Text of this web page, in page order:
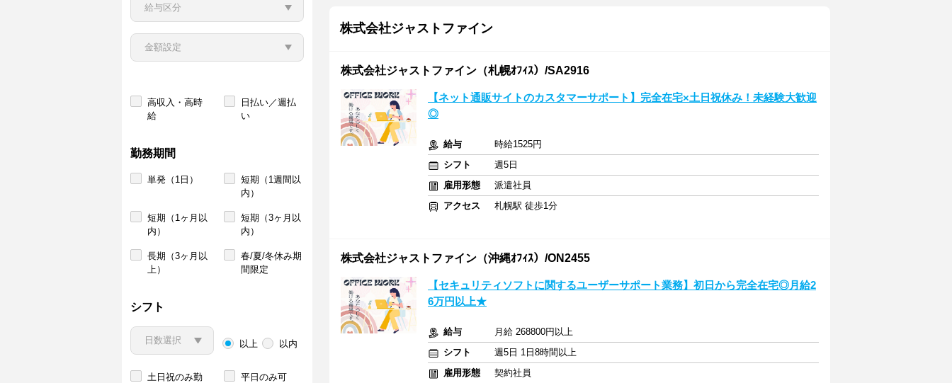
高収入・高時
給
日払い／週払
い
勤務期間
単発（1日）
短期（1週間以
内）
短期（1ヶ月以
内）
短期（3ヶ月以
内）
長期（3ヶ月以
上）
春/夏/冬休み期
間限定
シフト
以上 以内
土日祝のみ勤
平日のみ可
株式会社ジャストファイン
株式会社ジャストファイン（札幌ｵﾌｨｽ）/SA2916
【ネット通販サイトのカスタマーサポート】完全在宅×土日祝休み！未経験大歓迎
◎
給与
時給1525円
シフト
週5日
雇用形態
派遣社員
アクセス
札幌駅 徒歩1分
株式会社ジャストファイン（沖縄ｵﾌｨｽ）/ON2455
【セキュリティソフトに関するユーザーサポート業務】初日から完全在宅◎月給2
6万円以上★
給与
月給 268800円以上
シフト
週5日 1日8時間以上
雇用形態
契約社員